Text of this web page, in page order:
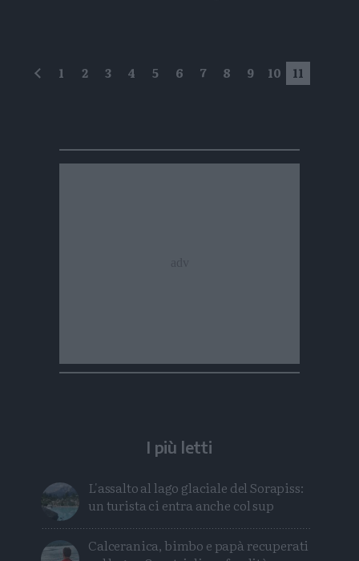
precedente
1 2 3 4 5 6 7 8 9 10 11
I più letti
L'assalto al lago glaciale del Sorapiss:
un turista ci entra anche col sup
Calceranica, bimbo e papà recuperati